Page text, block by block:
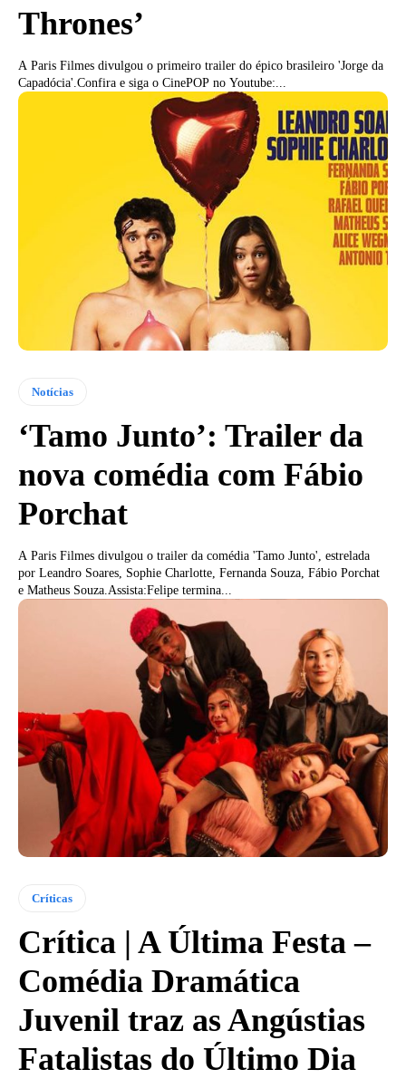
Thrones’
A Paris Filmes divulgou o primeiro trailer do épico brasileiro 'Jorge da
Capadócia'.Confira e siga o CinePOP no Youtube:...
Notícias
‘Tamo Junto’: Trailer da
nova comédia com Fábio
Porchat
A Paris Filmes divulgou o trailer da comédia 'Tamo Junto', estrelada
por Leandro Soares, Sophie Charlotte, Fernanda Souza, Fábio Porchat
e Matheus Souza.Assista:Felipe termina...
Críticas
Crítica | A Última Festa –
Comédia Dramática
Juvenil traz as Angústias
Fatalistas do Último Dia